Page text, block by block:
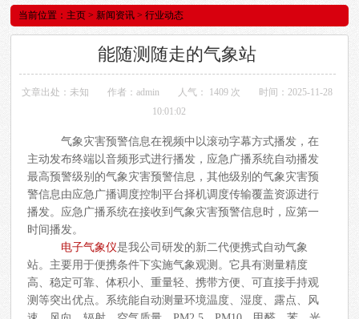
当前位置： 主页 >新闻资讯 > 行业动态
能随测随走的气象站
文章出处：未知 作者：admin 人气： 1409 次
时间：2025-11-28
10:01:02
气象灾害预警信息在视频中以滚动字幕方式播发，在
主动发布终端以音频形式进行播发，应急广播系统自动播发
最高预警级别的气象灾害预警信息，其他级别的气象灾害预
警信息由应急广播调度控制平台择机调度传输覆盖资源进行
播发。应急广播系统在接收到气象灾害预警信息时，应第一
时间播发。
电子气象仪是我公司研发的新二代便携式自动气象
站。主要用于便携条件下实施气象观测。它具有测量精度
高、稳定可靠、体积小、重量轻、携带方便、可直接手持观
测等突出优点。系统能自动测量环境温度、湿度、露点、风